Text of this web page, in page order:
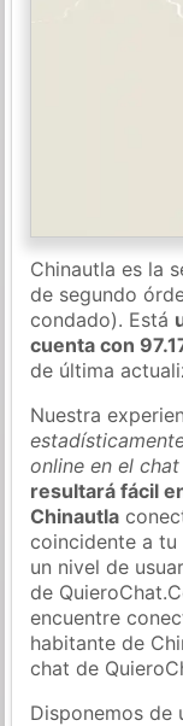
Chinautla es la
de segundo
condado). Está
cuenta con
de última
Nuestra
online en el
resultará fácil
Chinautla
coincidente a tu
un nivel de
de
encuentre
habitante de
chat de
Disponemos de